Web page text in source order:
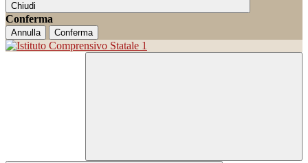
Chiudi
Conferma
Annulla Conferma